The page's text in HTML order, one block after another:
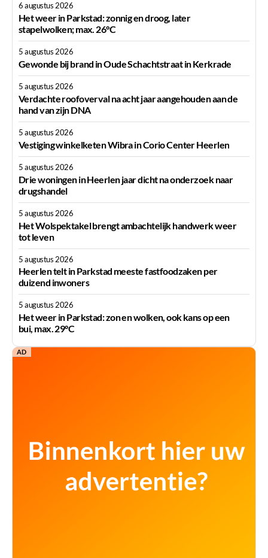
6 augustus 2026
Het weer in Parkstad: zonnig en droog, later
stapelwolken; max. 26°C
5 augustus 2026
Gewonde bij brand in Oude Schachtstraat in Kerkrade
5 augustus 2026
Verdachte roofoverval na acht jaar aangehouden aan de
hand van zijn DNA
5 augustus 2026
Vestiging winkelketen Wibra in Corio Center Heerlen
5 augustus 2026
Drie woningen in Heerlen jaar dicht na onderzoek naar
drugshandel
5 augustus 2026
Het Wolspektakel brengt ambachtelijk handwerk weer
tot leven
5 augustus 2026
Heerlen telt in Parkstad meeste fastfoodzaken per
duizend inwoners
5 augustus 2026
Het weer in Parkstad: zon en wolken, ook kans op een
bui, max. 29°C
AD